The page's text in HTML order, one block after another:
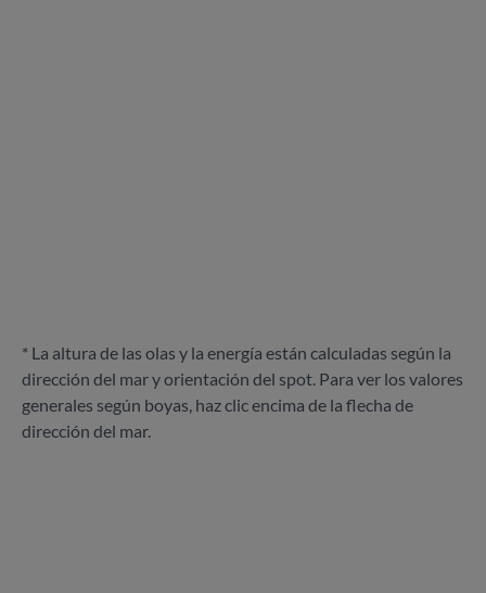
* La altura de las olas y la energía están calculadas según la
dirección del mar y orientación del spot. Para ver los valores
generales según boyas, haz clic encima de la flecha de
dirección del mar.